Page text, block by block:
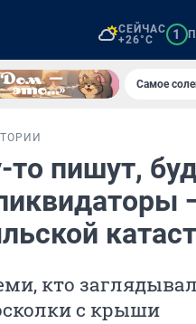
СЕЙЧАС
+26°C
1
Самое
пишут,
кто
с крыши